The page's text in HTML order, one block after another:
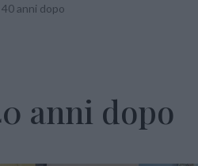
anni dopo
anni dopo